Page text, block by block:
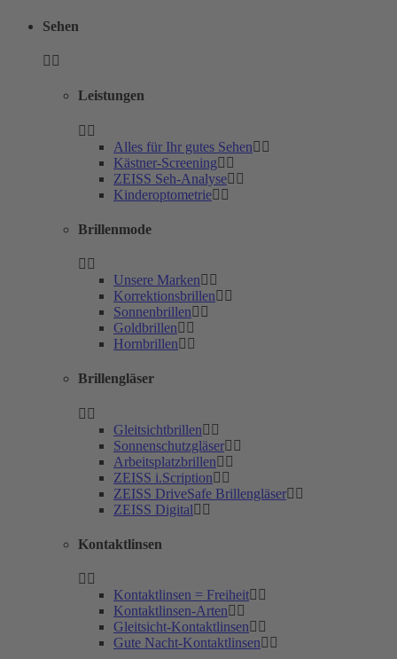
Sehen
Leistungen
Alles für Ihr gutes Sehen
Kästner-Screening
ZEISS Seh-Analyse
Kinderoptometrie
Brillenmode
Unsere Marken
Korrektionsbrillen
Sonnenbrillen
Goldbrillen
Hornbrillen
Brillengläser
Gleitsichtbrillen
Sonnenschutzgläser
Arbeitsplatzbrillen
ZEISS i.Scription
ZEISS DriveSafe Brillengläser
ZEISS Digital
Kontaktlinsen
Kontaktlinsen = Freiheit
Kontaktlinsen-Arten
Gleitsicht-Kontaktlinsen
Gute Nacht-Kontaktlinsen